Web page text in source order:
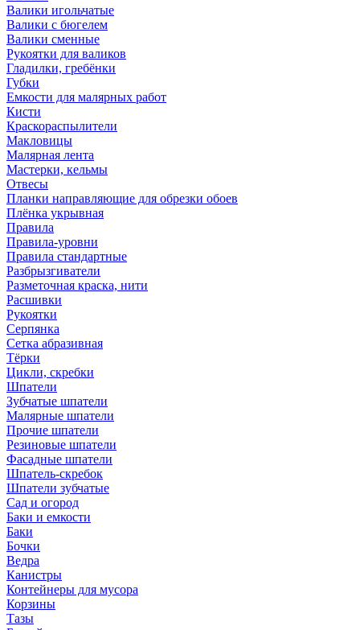
Валики игольчатые
Валики с бюгелем
Валики сменные
Рукоятки для валиков
Гладилки, гребёнки
Губки
Емкости для малярных работ
Кисти
Краскораспылители
Макловицы
Малярная лента
Мастерки, кельмы
Отвесы
Планки направляющие для обрезки обоев
Плёнка укрывная
Правила
Правила-уровни
Правила стандартные
Разбрызгиватели
Разметочная краска, нити
Расшивки
Рукоятки
Серпянка
Сетка абразивная
Тёрки
Цикли, скребки
Шпатели
Зубчатые шпатели
Малярные шпатели
Прочие шпатели
Резиновые шпатели
Фасадные шпатели
Шпатель-скребок
Шпатели зубчатые
Сад и огород
Баки и емкости
Баки
Бочки
Ведра
Канистры
Контейнеры для мусора
Корзины
Тазы